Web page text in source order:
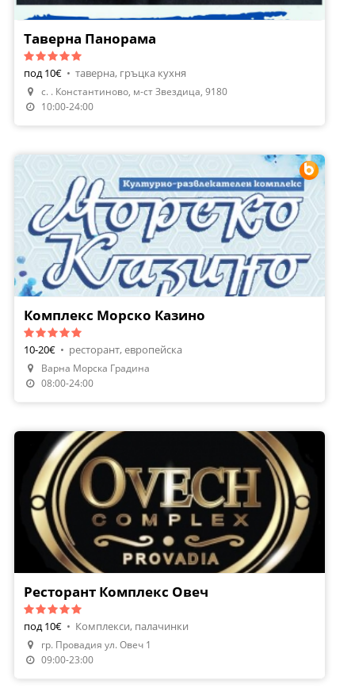
Направи Резервация
Таверна Панорама
под 10€ • таверна, гръцка кухня
с. . Константиново, м-ст Звездица, 9180
10:00-24:00
Направи Резервация
Комплекс Морско Казино
10-20€ • ресторант, европейска
Варна Морска Градина
08:00-24:00
Ресторант Комплекс Овеч
под 10€ • Комплекси, палачинки
гр. Провадия ул. Овеч 1
09:00-23:00